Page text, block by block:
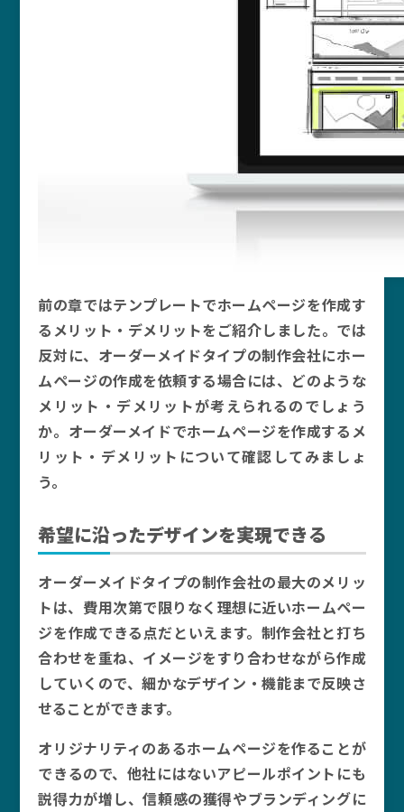
前の章ではテンプレートでホームページを作成す
るメリット・デメリットをご紹介しました。では
反対に、オーダーメイドタイプの制作会社にホー
ムページの作成を依頼する場合には、どのような
メリット・デメリットが考えられるのでしょう
か。オーダーメイドでホームページを作成するメ
リット・デメリットについて確認してみましょ
う。
希望に沿ったデザインを実現できる
オーダーメイドタイプの制作会社の最大のメリッ
トは、費用次第で限りなく理想に近いホームペー
ジを作成できる点だといえます。制作会社と打ち
合わせを重ね、イメージをすり合わせながら作成
していくので、細かなデザイン・機能まで反映さ
せることができます。
オリジナリティのあるホームページを作ることが
できるので、他社にはないアピールポイントにも
説得力が増し、信頼感の獲得やブランディングに